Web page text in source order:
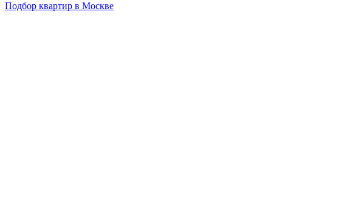
Подбор квартир в Москве